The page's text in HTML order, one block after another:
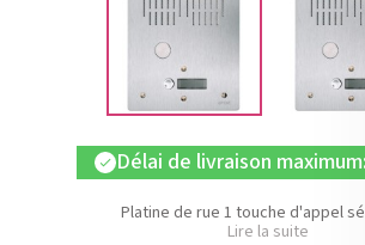
check Délai de livraison
Platine de rue 1 touche d'appel
Lire la suite